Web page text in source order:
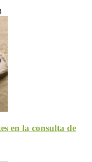
en la consulta de